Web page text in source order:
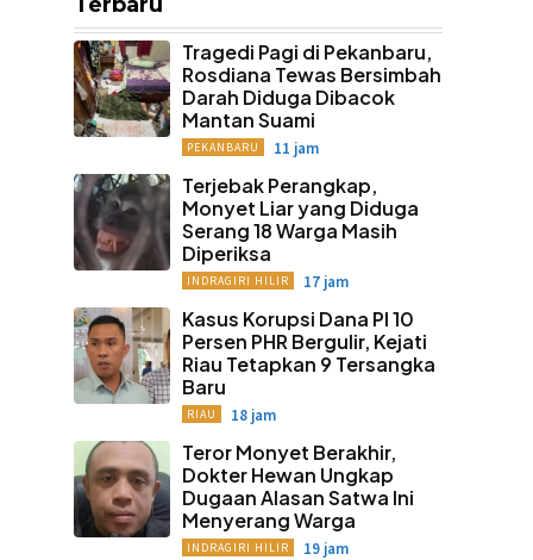
Tragedi Pagi di Pekanbaru,
Rosdiana Tewas Bersimbah
Darah Diduga Dibacok
Mantan Suami
PEKANBARU 11 jam
Terjebak Perangkap,
Monyet Liar yang Diduga
Serang 18 Warga Masih
Diperiksa
INDRAGIRI HILIR 17 jam
Kasus Korupsi Dana PI 10
Persen PHR Bergulir, Kejati
Riau Tetapkan 9 Tersangka
Baru
RIAU 18 jam
Teror Monyet Berakhir,
Dokter Hewan Ungkap
Dugaan Alasan Satwa Ini
Menyerang Warga
INDRAGIRI HILIR 19 jam